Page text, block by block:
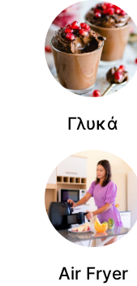
Γλυκά
Air Fryer